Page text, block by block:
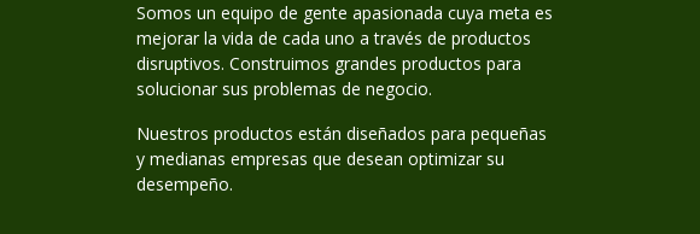
Somos un equipo de gente apasionada cuya meta es
mejorar la vida de cada uno a través de productos
disruptivos. Construimos grandes productos para
solucionar sus problemas de negocio.
Nuestros productos están diseñados para pequeñas
y medianas empresas que desean optimizar su
desempeño.